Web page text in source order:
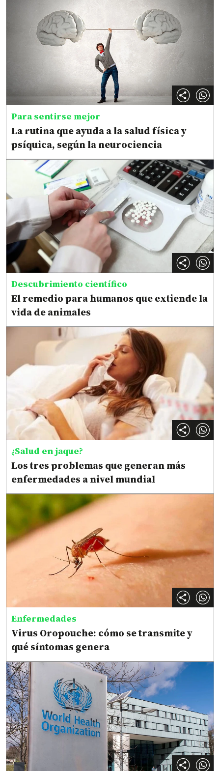
Para sentirse mejor
La rutina que ayuda a la salud física y
psíquica, según la neurociencia
Descubrimiento científico
El remedio para humanos que extiende la
vida de animales
¿Salud en jaque?
Los tres problemas que generan más
enfermedades a nivel mundial
Enfermedades
Virus Oropouche: cómo se transmite y
qué síntomas genera